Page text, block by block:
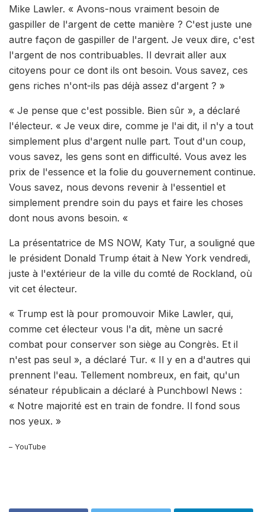
Mike Lawler. « Avons-nous vraiment besoin de
gaspiller de l'argent de cette manière ? C'est juste une
autre façon de gaspiller de l'argent. Je veux dire, c'est
l'argent de nos contribuables. Il devrait aller aux
citoyens pour ce dont ils ont besoin. Vous savez, ces
gens riches n'ont-ils pas déjà assez d'argent ? »
« Je pense que c'est possible. Bien sûr », a déclaré
l'électeur. « Je veux dire, comme je l'ai dit, il n'y a tout
simplement plus d'argent nulle part. Tout d'un coup,
vous savez, les gens sont en difficulté. Vous avez les
prix de l'essence et la folie du gouvernement continue.
Vous savez, nous devons revenir à l'essentiel et
simplement prendre soin du pays et faire les choses
dont nous avons besoin. «
La présentatrice de MS NOW, Katy Tur, a souligné que
le président Donald Trump était à New York vendredi,
juste à l'extérieur de la ville du comté de Rockland, où
vit cet électeur.
« Trump est là pour promouvoir Mike Lawler, qui,
comme cet électeur vous l'a dit, mène un sacré
combat pour conserver son siège au Congrès. Et il
n'est pas seul », a déclaré Tur. « Il y en a d'autres qui
prennent l'eau. Tellement nombreux, en fait, qu'un
sénateur républicain a déclaré à Punchbowl News :
« Notre majorité est en train de fondre. Il fond sous
nos yeux. »
– YouTube